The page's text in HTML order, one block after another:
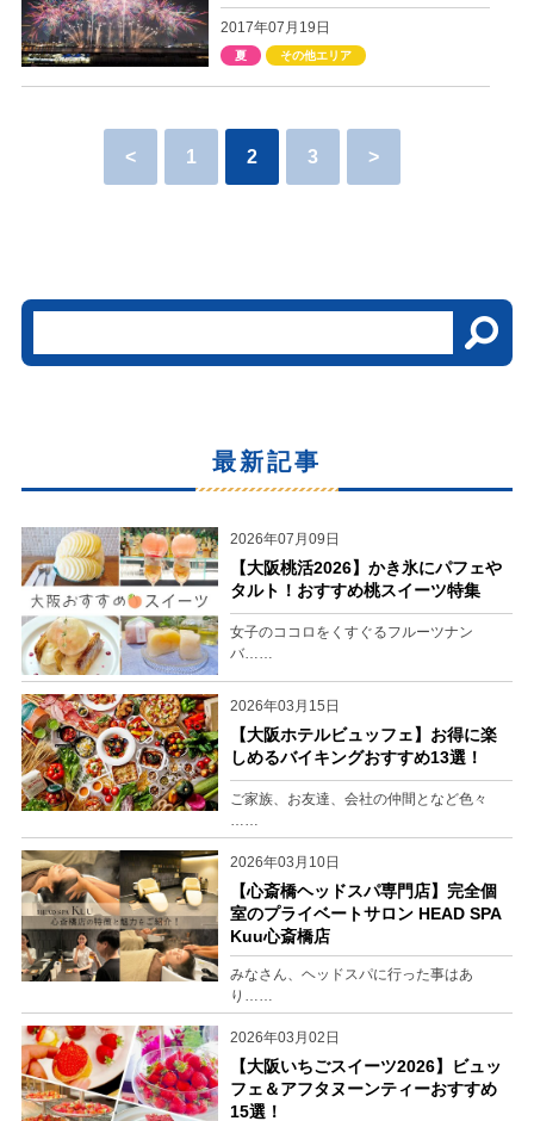
2017年07月19日
夏 その他エリア
< 1 2 3 >
最新記事
2026年07月09日
【大阪桃活2026】かき氷にパフェや
タルト！おすすめ桃スイーツ特集
女子のココロをくすぐるフルーツナン
バ……
2026年03月15日
【大阪ホテルビュッフェ】お得に楽
しめるバイキングおすすめ13選！
ご家族、お友達、会社の仲間となど色々
……
2026年03月10日
【心斎橋ヘッドスパ専門店】完全個
室のプライベートサロン HEAD SPA
Kuu心斎橋店
みなさん、ヘッドスパに行った事はあ
り……
2026年03月02日
【大阪いちごスイーツ2026】ビュッ
フェ＆アフタヌーンティーおすすめ
15選！